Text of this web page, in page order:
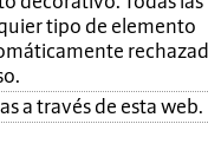
tipo de elemento
a través de esta web.